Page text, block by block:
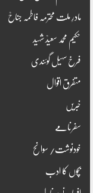
مادرِ ملت محترمہ فاطمہ جناحؒ
حکیم محمد سعیدؒ شہید
فرخ سہیل گوئندی
متفرق اقوال
خبریں
سفرنامے
خودنوشت/ سوانح
بچوں کا ادب